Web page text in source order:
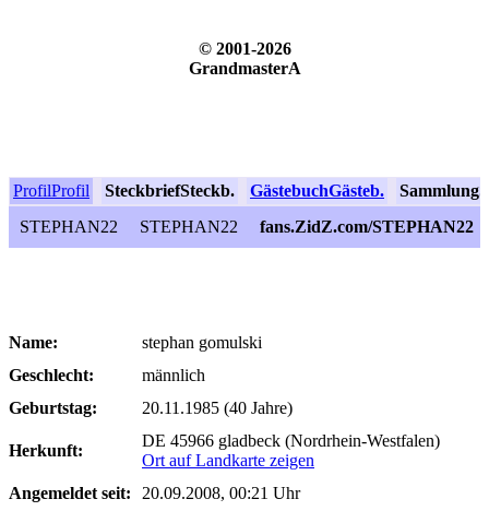
© 2001-2026
GrandmasterA
ProfilProfil SteckbriefSteckb. GästebuchGästeb. Sammlung
STEPHAN22
STEPHAN22 fans.ZidZ.com/STEPHAN22
Name:
stephan gomulski
Geschlecht:
männlich
Geburtstag:
20.11.1985 (40 Jahre)
Herkunft:
DE 45966 gladbeck (Nordrhein-Westfalen)
Ort auf Landkarte zeigen
Angemeldet seit:
20.09.2008, 00:21 Uhr